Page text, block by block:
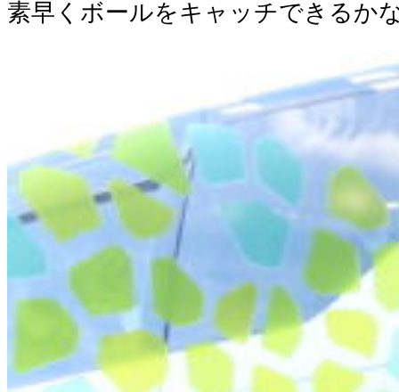
素早くボールをキャッチできるか